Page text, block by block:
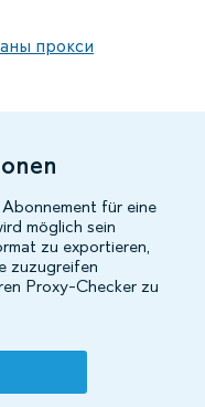
прокси
für eine
möglich sein
zu exportieren,
zuzugreifen
Proxy-Checker zu